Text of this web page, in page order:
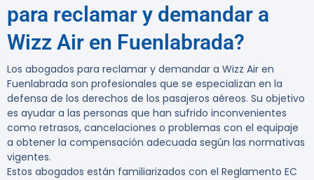
para reclamar y demandar a
Wizz Air en Fuenlabrada?
Los abogados para reclamar y demandar a Wizz Air en
Fuenlabrada son profesionales que se especializan en la
defensa de los derechos de los pasajeros aéreos. Su objetivo
es ayudar a las personas que han sufrido inconvenientes
como retrasos, cancelaciones o problemas con el equipaje
a obtener la compensación adecuada según las normativas
vigentes.
Estos abogados están familiarizados con el Reglamento EC